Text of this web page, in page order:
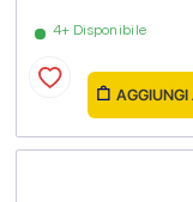
4+ Disponibile
AGGIUNGI